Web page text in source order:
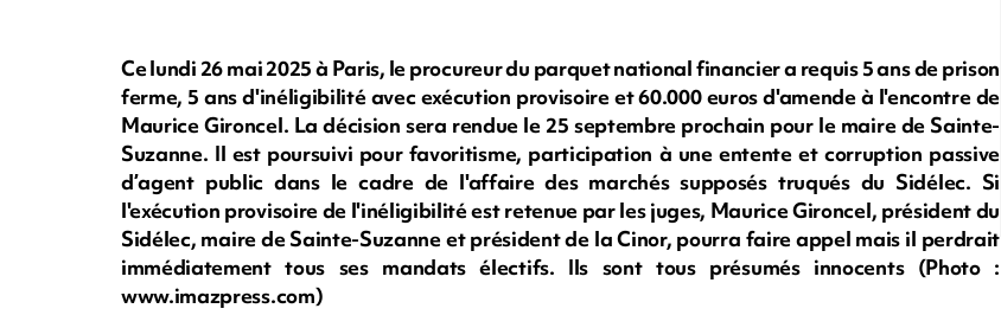
Ce lundi 26 mai 2025 à Paris, le procureur du parquet national financier a requis 5 ans de prison
ferme, 5 ans d'inéligibilité avec exécution provisoire et 60.000 euros d'amende à l'encontre de
Maurice Gironcel. La décision sera rendue le 25 septembre prochain pour le maire de Sainte-
Suzanne. Il est poursuivi pour favoritisme, participation à une entente et corruption passive
d’agent public dans le cadre de l'affaire des marchés supposés truqués du Sidélec. Si
l'exécution provisoire de l'inéligibilité est retenue par les juges, Maurice Gironcel, président du
Sidélec, maire de Sainte-Suzanne et président de la Cinor, pourra faire appel mais il perdrait
immédiatement tous ses mandats électifs. Ils sont tous présumés innocents (Photo :
www.imazpress.com)